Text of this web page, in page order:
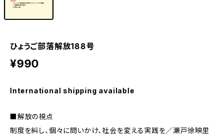
ひょうご部落解放188号
¥990
International shipping available
■解放の視点
制度を糾し、個々に問いかけ、社会を変える実践を／瀬戸徐映里